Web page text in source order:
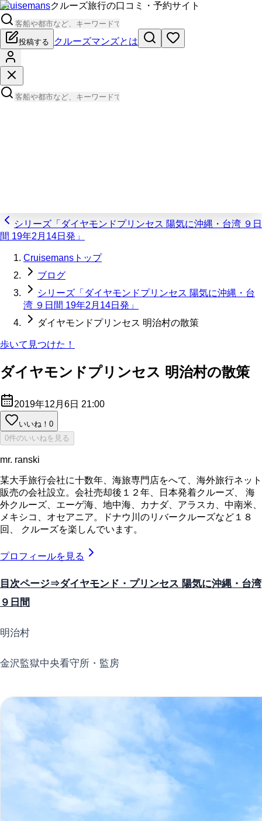
Cruisemansクルーズ旅行の口コミ・予約サイト
投稿する クルーズマンズとは
シリーズ「ダイヤモンドプリンセス 陽気に沖縄・台湾 ９日
間 19年2月14日発」
Cruisemansトップ
ブログ
シリーズ「ダイヤモンドプリンセス 陽気に沖縄・台
湾 ９日間 19年2月14日発」
ダイヤモンドプリンセス 明治村の散策
歩いて見つけた！
ダイヤモンドプリンセス 明治村の散策
2019年12月6日 21:00
いいね！ 0
0件のいいねを見る
mr. ranski
某大手旅行会社に十数年、海旅専門店をへて、海外旅行ネット
販売の会社設立。会社売却後１２年、日本発着クルーズ、 海
外クルーズ、エーゲ海、地中海、カナダ、アラスカ、中南米、
メキシコ、オセアニア。ドナウ川のリバークルーズなど１８
回、 クルーズを楽しんでいます。
プロフィールを見る
目次ページ⇒ダイヤモンド・プリンセス 陽気に沖縄・台湾
９日間
明治村
金沢監獄中央看守所・監房